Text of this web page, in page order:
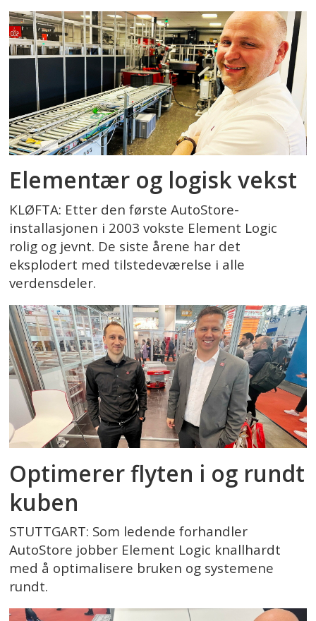
Elementær og logisk vekst
KLØFTA: Etter den første AutoStore-
installasjonen i 2003 vokste Element Logic
rolig og jevnt. De siste årene har det
eksplodert med tilstedeværelse i alle
verdensdeler.
Optimerer flyten i og rundt
kuben
STUTTGART: Som ledende forhandler
AutoStore jobber Element Logic knallhardt
med å optimalisere bruken og systemene
rundt.